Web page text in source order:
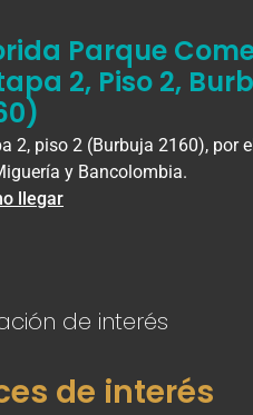
Parque
2, Piso 2,
2, piso 2 (Burbuja 2160), por
y Bancolombia.
llegar
de interés
de interés